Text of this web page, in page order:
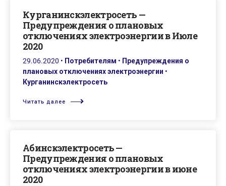
Курганинскэлектросеть —
Предупреждения о плановых
отключениях электроэнергии в Июле
2020
29.06.2020 • Потребителям • Предупреждения о
плановых отключениях электроэнергии •
Курганинскэлектросеть
Читать далее
Абинскэлектросеть —
Предупреждения о плановых
отключениях электроэнергии в июне
2020